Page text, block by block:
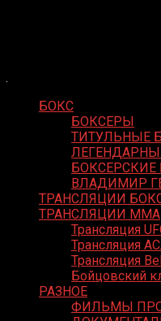
БОКС
БОКСЕРЫ
ТИТУЛЬНЫЕ
БОКСЕРСКИЕ
ВЛАДИМИР
ТРАНСЛЯЦИИ
ТРАНСЛЯЦИИ MMA
Трансляция
Трансляция
Трансляция
Бойцовский
РАЗНОЕ
ФИЛЬМЫ